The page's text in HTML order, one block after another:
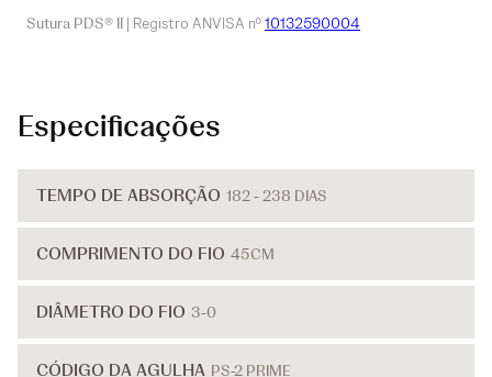
Sutura PDS® II | Registro ANVISA nº10132590004
Especificações
TEMPO DE ABSORÇÃO 182 - 238 DIAS
COMPRIMENTO DO FIO 45CM
DIÂMETRO DO FIO 3-0
CÓDIGO DA AGULHA PS-2 PRIME